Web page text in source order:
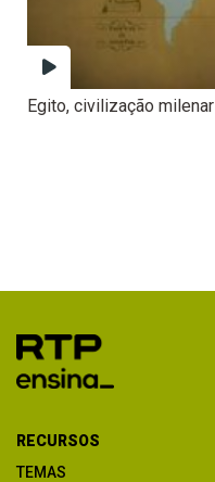
Egito, civilização milenar
RECURSOS
TEMAS